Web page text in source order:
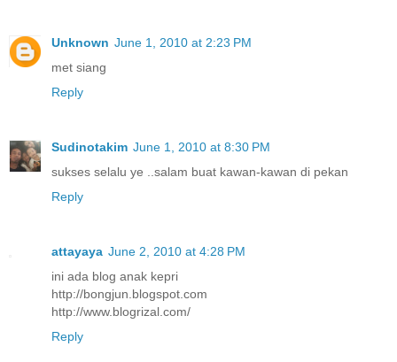
Unknown June 1, 2010 at 2:23 PM
met siang
Reply
Sudinotakim June 1, 2010 at 8:30 PM
sukses selalu ye ..salam buat kawan-kawan di pekan
Reply
attayaya June 2, 2010 at 4:28 PM
ini ada blog anak kepri
http://bongjun.blogspot.com
http://www.blogrizal.com/
Reply